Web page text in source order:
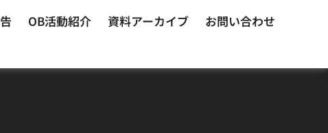
OB活動紹介 資料アーカイブ お問い合わせ